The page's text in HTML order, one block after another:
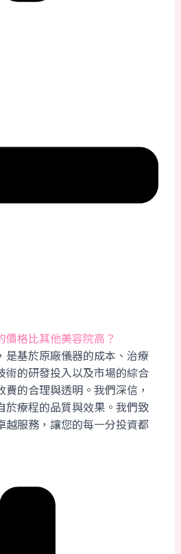
格比其他美容院高？
是基於原廠儀器的成本、治療
術的研發投入以及市場的綜合
的合理與透明。我們深信，
於療程的品質與效果。我們致
越服務，讓您的每一分投資都